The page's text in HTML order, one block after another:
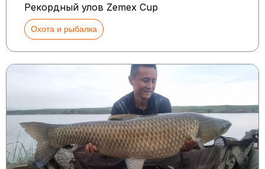
Рекордный улов Zemex Cup
Охота и рыбалка